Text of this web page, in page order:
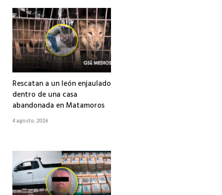
Rescatan a un león enjaulado
dentro de una casa
abandonada en Matamoros
4 agosto, 2026